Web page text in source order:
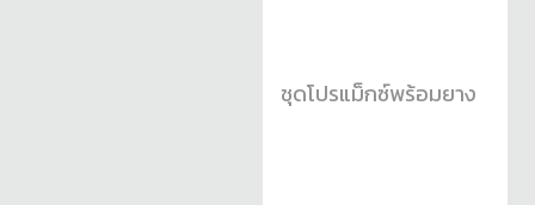
ชุดโปรแม็กซ์พร้อมยาง